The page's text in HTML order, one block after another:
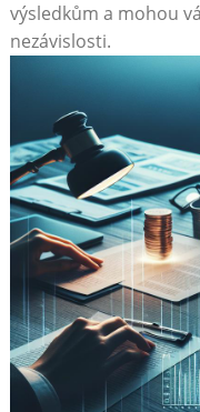
výsledkům ⁤a⁢ mohou
nezávislosti.